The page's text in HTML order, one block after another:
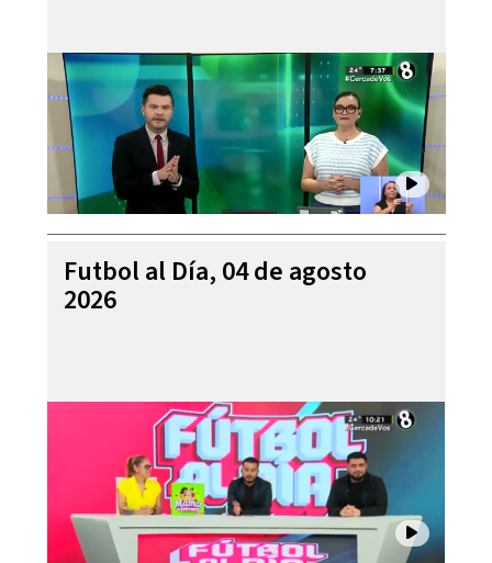
Futbol al Día, 04 de agosto
2026